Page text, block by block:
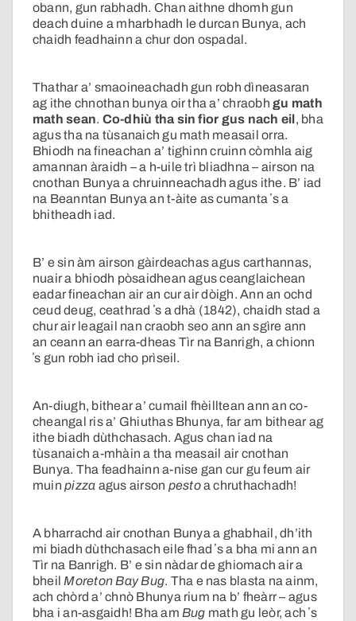
obann, gun rabhadh. Chan aithne dhomh gun
deach duine a mharbhadh le durcan Bunya, ach
chaidh feadhainn a chur don ospadal.
Thathar a’ smaoineachadh gun robh dìneasaran
ag ithe chnothan bunya oir tha a’ chraobhgu math
math sean. Co-dhiù tha sin fìor gus nach eil, bha
agus tha na tùsanaich gu math measail orra.
Bhiodh na fineachan a’ tighinn cruinn còmhla aig
amannan àraidh – a h-uile trì bliadhna – airson na
cnothan Bunya a chruinneachadh agus ithe. B’ iad
na Beanntan Bunya an t-àite as cumanta ʼs a
bhitheadh iad.
B’ e sin àm airson gàirdeachas agus carthannas,
nuair a bhiodh pòsaidhean agus ceanglaichean
eadar fineachan air an cur air dòigh. Ann an ochd
ceud deug, ceathrad ʼs a dhà (1842), chaidh stad a
chur air leagail nan craobh seo ann an sgìre ann
an ceann an earra-dheas Tìr na Banrigh, a chionn
ʼs gun robh iad cho prìseil.
An-diugh, bithear a’ cumail fhèilltean ann an co-
cheangal ris a’ Ghiuthas Bhunya, far am bithear ag
ithe biadh dùthchasach. Agus chan iad na
tùsanaich a-mhàin a tha measail air cnothan
Bunya. Tha feadhainn a-nise gan cur gu feum air
muinpizza agus airson pestoa chruthachadh!
A bharrachd air cnothan Bunya a ghabhail, dh’ith
mi biadh dùthchasach eile fhad ʼs a bha mi ann an
Tìr na Banrigh. B’ e sin nàdar de ghiomach air a
bheilMoreton Bay Bug. Tha e nas blasta na ainm,
ach chòrd a’ chnò Bhunya rium na b’ fheàrr – agus
bha i an-asgaidh! Bha amBug math gu leòr, ach ʼs